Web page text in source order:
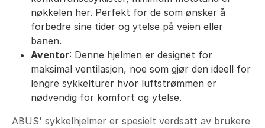
nøkkelen her. Perfekt for de som ønsker å
forbedre sine tider og ytelse på veien eller
banen.
Aventor: Denne hjelmen er designet for
maksimal ventilasjon, noe som gjør den ideell for
lengre sykkelturer hvor luftstrømmen er
nødvendig for komfort og ytelse.
ABUS' sykkelhjelmer er spesielt verdsatt av brukere